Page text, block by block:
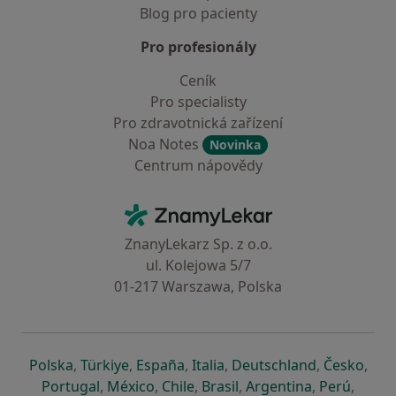
Blog pro pacienty
Pro profesionály
Ceník
Pro specialisty
Pro zdravotnická zařízení
Noa Notes
Novinka
Centrum nápovědy
ZnamyLekar - Hlavní stránka
ZnanyLekarz Sp. z o.o.
ul. Kolejowa 5/7
01-217 Warszawa, Polska
Polskase otevře v nové záložce
, Türkiyese otevře v nové záložce
, Españase otevře v nové záložce
, Italiase otevře v nové záložce
, Deutschlandse otevře v
, Českose
,
Portugalse otevře v nové záložce
, Méxicose otevře v nové záložce
, Chilese otevře v nové záložce
, Brasilse otevře v nové
, Argentinase otevře v
, Perúse
,